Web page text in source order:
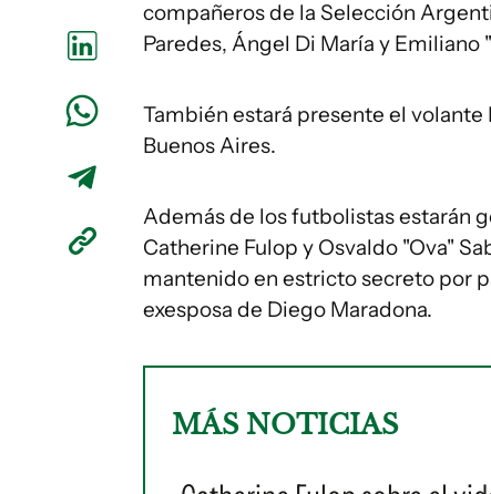
compañeros de la Selección
Paredes, Ángel Di María y
También estará presente el volante
Buenos Aires.
Además de los futbolistas estarán
Catherine Fulop y Osvaldo "Ova"
mantenido en estricto secreto por
exesposa de Diego Maradona.
MÁS NOTICIAS